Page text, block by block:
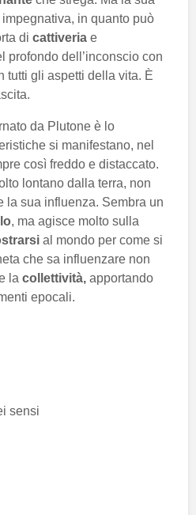
in quanto può
di cattiveria e
profondo dell’inconscio con
tutti gli aspetti della vita. È
da Plutone è lo
si manifestano, nel
così freddo e distaccato.
lontano dalla terra, non
la sua influenza. Sembra un
, ma agisce molto sulla
al mondo per come si
che sa influenzare non
la collettività, apportando
epocali.
sensi